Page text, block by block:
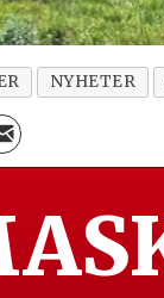
NYHETER